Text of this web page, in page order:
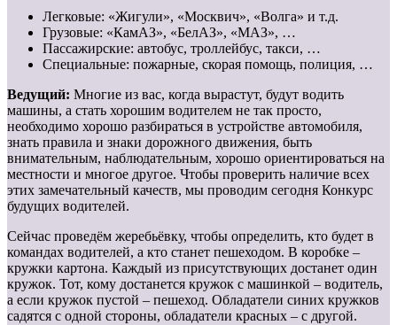
Легковые: «Жигули», «Москвич», «Волга» и т.д.
Грузовые: «КамАЗ», «БелАЗ», «МАЗ», …
Пассажирские: автобус, троллейбус, такси, …
Специальные: пожарные, скорая помощь, полиция, …
Ведущий: Многие из вас, когда вырастут, будут водить
машины, а стать хорошим водителем не так просто,
необходимо хорошо разбираться в устройстве автомобиля,
знать правила и знаки дорожного движения, быть
внимательным, наблюдательным, хорошо ориентироваться на
местности и многое другое. Чтобы проверить наличие всех
этих замечательный качеств, мы проводим сегодня Конкурс
будущих водителей.
Сейчас проведём жеребьёвку, чтобы определить, кто будет в
командах водителей, а кто станет пешеходом. В коробке –
кружки картона. Каждый из присутствующих достанет один
кружок. Тот, кому достанется кружок с машинкой – водитель,
а если кружок пустой – пешеход. Обладатели синих кружков
садятся с одной стороны, обладатели красных – с другой.